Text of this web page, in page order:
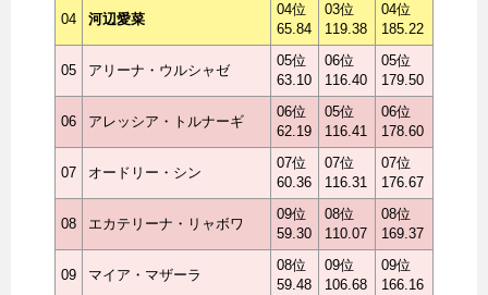
04 河辺愛菜
04位
65.84
03位
119.38
04位
185.22
05 アリーナ・ウルシャゼ
05位
63.10
06位
116.40
05位
179.50
06 アレッシア・トルナーギ
06位
62.19
05位
116.41
06位
178.60
07 オードリー・シン
07位
60.36
07位
116.31
07位
176.67
08 エカテリーナ・リャボワ
09位
59.30
08位
110.07
08位
169.37
09 マイア・マザーラ
08位
59.48
09位
106.68
09位
166.16